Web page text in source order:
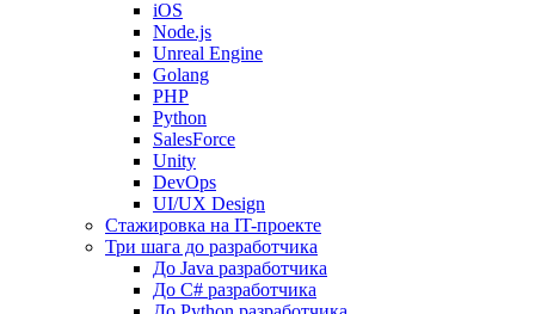
iOS
Node.js
Unreal Engine
Golang
PHP
Python
SalesForce
Unity
DevOps
UI/UX Design
Стажировка на IT-проекте
Три шага до разработчика
До Java разработчика
До C# разработчика